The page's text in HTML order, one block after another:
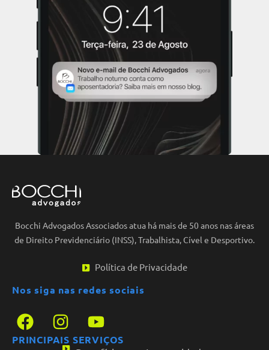
Bocchi Advogados Associados atua há mais de 50 anos nas áreas
de Direito Previdenciário (INSS), Trabalhista, Cível e Desportivo.
Política de Privacidade
Nos siga nas redes sociais
PRINCIPAIS SERVIÇOS